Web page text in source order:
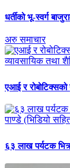
धर्तीको भू-स्वर्ग
अरु समाचार
एआई र रोबोटिक्सको
६३ लाख पर्यटक